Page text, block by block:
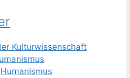
Kulturwissenschaft